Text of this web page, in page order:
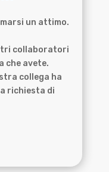
un attimo.
collaboratori
che avete.
collega ha
richiesta di